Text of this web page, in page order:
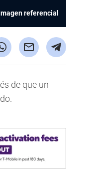
referencial
de que un